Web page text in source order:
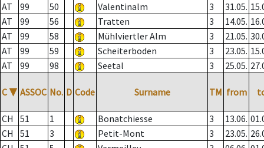
AT
99 50 Valentinalm 3 31.05.
AT
99 56 Tratten 3 14.05.
AT
99 58 Mühlviertler Alm 3 21.05.
AT
99 59 Scheiterboden 3 23.05.
AT
99 98 Seetal 3 25.05.
C ▼ ASSOC No. D Code Surname TM from
CH 51 1 Bonatchiesse 3 13.06.
CH
51 3 Petit-Mont 3 23.05.